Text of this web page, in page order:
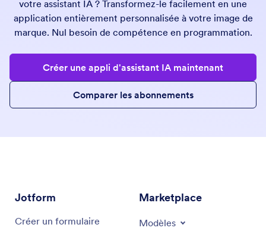
votre assistant IA ? Transformez-le facilement en une
application entièrement personnalisée à votre image de
marque. Nul besoin de compétence en programmation.
Créer une appli d'assistant IA maintenant
Comparer les abonnements
Jotform
Créer un formulaire
Marketplace
Modèles